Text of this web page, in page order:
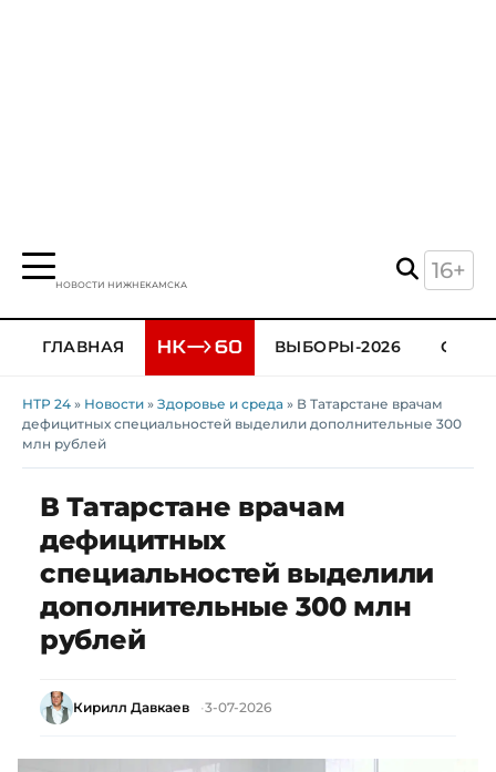
НОВОСТИ НИЖНЕКАМСКА
16+
ГЛАВНАЯ ВЫБОРЫ-2026
НТР 24 » Новости » Здоровье и среда » В Татарстане врачам
дефицитных специальностей выделили дополнительные 300
млн рублей
В Татарстане врачам
дефицитных
специальностей выделили
дополнительные 300 млн
рублей
Кирилл Давкаев 3-07-2026